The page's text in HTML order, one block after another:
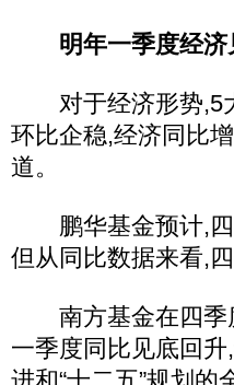
明年一季度经济
对于经济形势,5大
环比企稳,经济同比
道。
鹏华基金预计,四
但从同比数据来看,
南方基金在四季
一季度同比见底回